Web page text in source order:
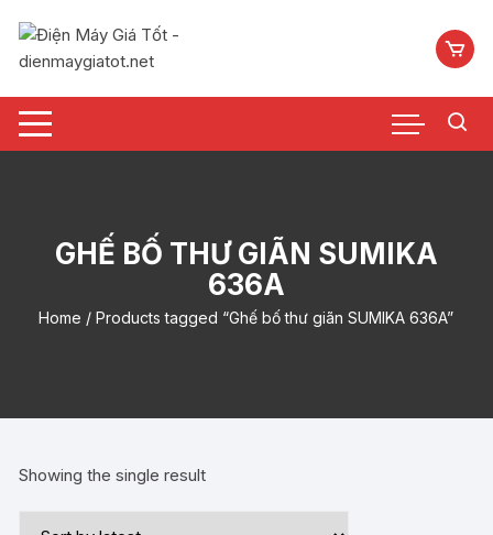
nội
GHẾ BỐ THƯ GIÃN SUMIKA
636A
Home / Products tagged “Ghế bố thư giãn SUMIKA 636A”
Showing the single result